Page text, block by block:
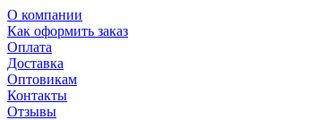
О компании
Как оформить заказ
Оплата
Доставка
Оптовикам
Контакты
Отзывы